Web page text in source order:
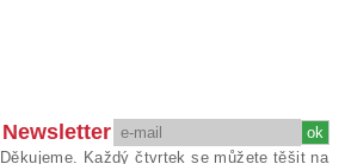
Newsletter
Děkujeme. Každý čtvrtek se můžete těšit na